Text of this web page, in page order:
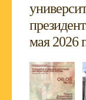
мая 2026